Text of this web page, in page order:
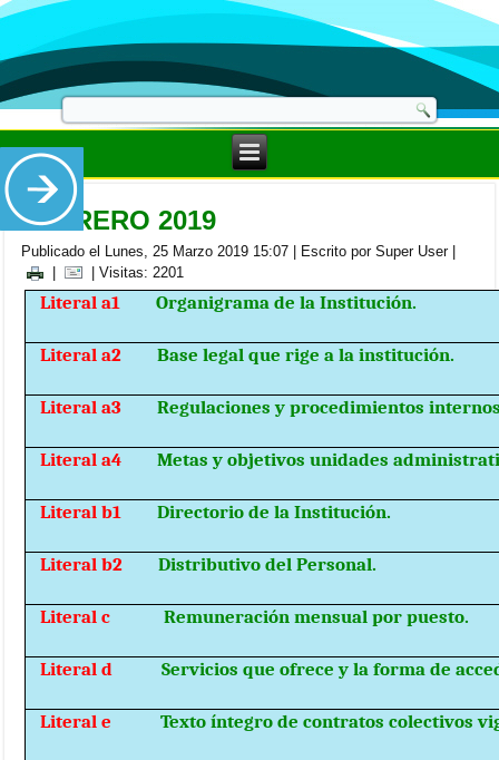
FEBRERO 2019
Publicado el Lunes, 25 Marzo 2019 15:07 Escrito por Super User|
| Visitas: 2201
Literal a1 Organigrama de la Institución.
Literal a2 Base legal que rige a la institución.
Literal a3 Regulaciones y procedimientos
Literal a4 Metas y objetivos unidades
Literal b1 Directorio de la Institución.
Literal b2 Distributivo del Personal.
Literal c Remuneración mensual por puesto.
Literal d Servicios que ofrece y la forma de
Literal e Texto íntegro de contratos colectivos